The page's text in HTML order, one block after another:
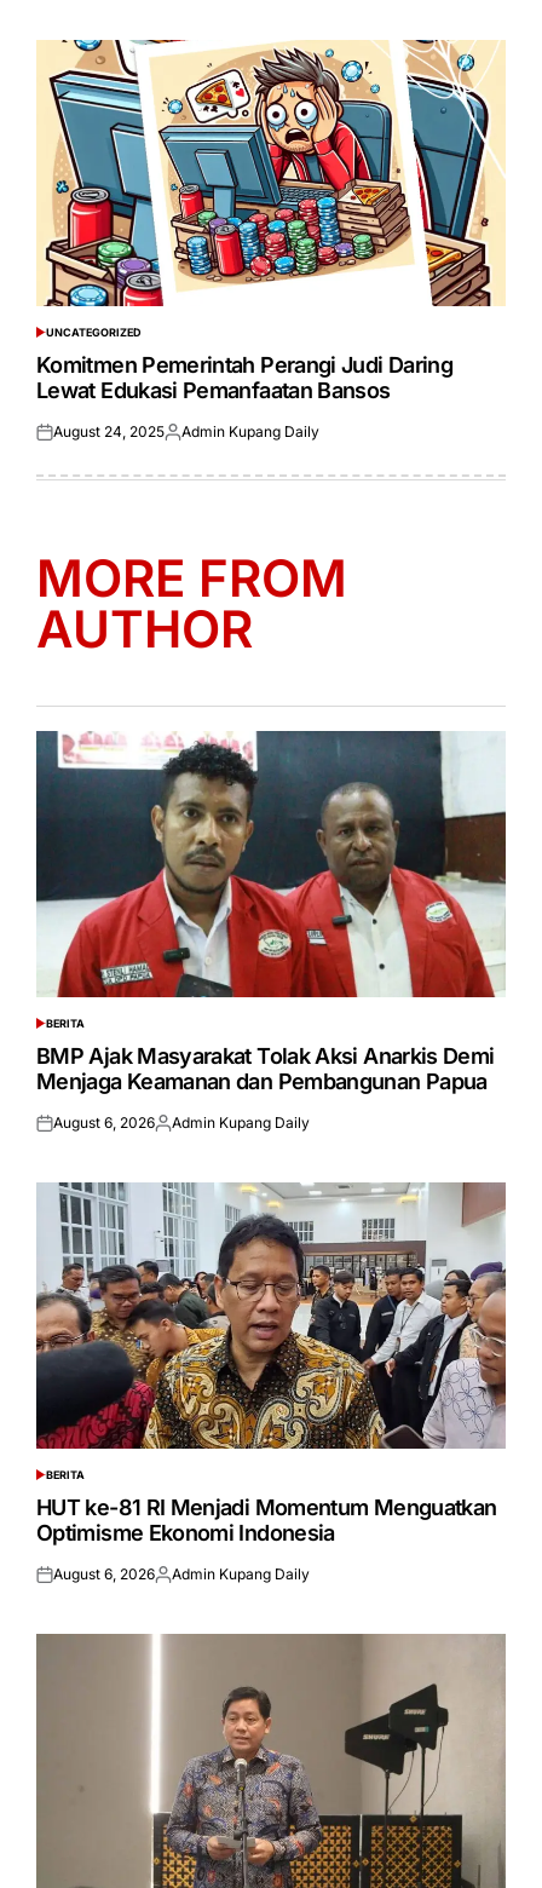
POSTED
IN
UNCATEGORIZED
Komitmen Pemerintah Perangi Judi Daring
Lewat Edukasi Pemanfaatan Bansos
Posted
August 24, 2025Posted
Admin Kupang Daily
MORE FROM
AUTHOR
POSTED
IN
BERITA
BMP Ajak Masyarakat Tolak Aksi Anarkis Demi
Menjaga Keamanan dan Pembangunan Papua
Posted
August 6, 2026Posted
Admin Kupang Daily
POSTED
IN
BERITA
HUT ke-81 RI Menjadi Momentum Menguatkan
Optimisme Ekonomi Indonesia
Posted
August 6, 2026Posted
Admin Kupang Daily